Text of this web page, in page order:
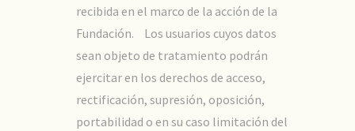
recibida en el marco de la acción de la
Fundación. Los usuarios cuyos datos
sean objeto de tratamiento podrán
ejercitar en los derechos de acceso,
rectificación, supresión, oposición,
portabilidad o en su caso limitación del